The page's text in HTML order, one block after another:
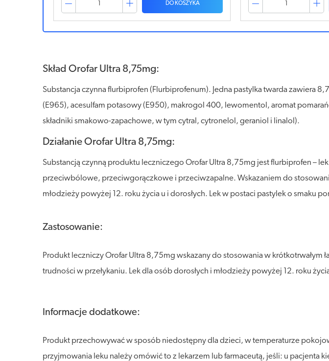
DO KOSZYKA
Skład Orofar Ultra 8,75mg:
Substancja czynna flurbiprofen (Flurbiprofenum). Jedna pastylka twarda zawiera
(E965), acesulfam potasowy (E950), makrogol 400, lewomentol, aromat
składniki smakowo-zapachowe, w tym cytral, cytronelol, geraniol i linalol).
Działanie Orofar Ultra 8,75mg:
Substancją czynną produktu leczniczego Orofar Ultra 8,75mg jest flurbiprofen –
przeciwbólowe, przeciwgorączkowe i przeciwzapalne. Wskazaniem do
młodzieży powyżej 12. roku życia u i dorosłych. Lek w postaci pastylek o smaku
Zastosowanie:
Produkt leczniczy Orofar Ultra 8,75mg wskazany do stosowania w
trudności w przełykaniu. Lek dla osób dorosłych i młodzieży powyżej 12. roku
Informacje dodatkowe:
Produkt przechowywać w sposób niedostępny dla dzieci, w temperaturze
przyjmowania leku należy omówić to z lekarzem lub farmaceutą, jeśli: u pacjenta